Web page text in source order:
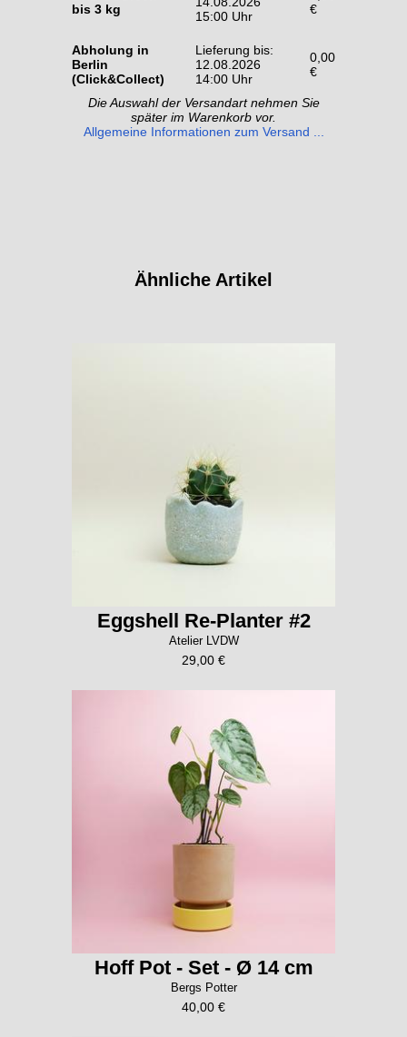
bis 3 kg
15:00 Uhr
€
Abholung in
Berlin
(Click&Collect)
Lieferung bis:
12.08.2026
14:00 Uhr
0,00
€
Die Auswahl der Versandart nehmen Sie
später im Warenkorb vor.
Allgemeine Informationen zum Versand ...
Ähnliche Artikel
Eggshell Re-Planter #2
Atelier LVDW
29,00 €
Hoff Pot - Set - Ø 14 cm
Bergs Potter
40,00 €